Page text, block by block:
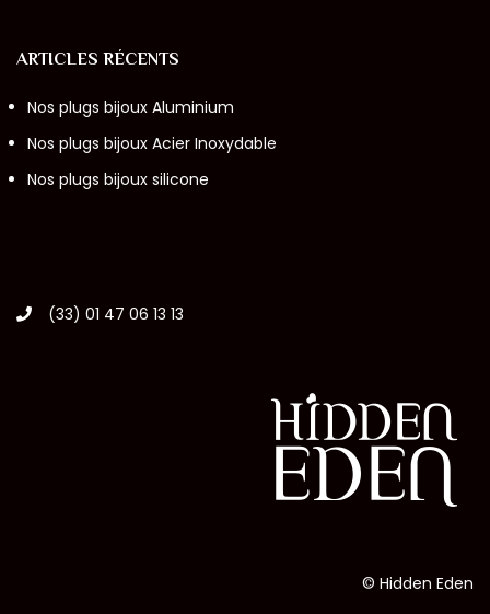
ARTICLES RÉCENTS
Nos plugs bijoux Aluminium
Nos plugs bijoux Acier Inoxydable
Nos plugs bijoux silicone
(33) 01 47 06 13 13
© Hidden Eden